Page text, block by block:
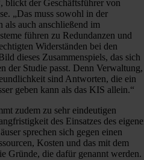
blickt der Geschäftsführer von
„Das muss sowohl in der
auch anschließend im
führen zu Redundanzen und
Widerständen bei den
dieses Zusammenspiels, das sich
der Studie passt. Denn Verwaltung,
sind Antworten, die ein
geben kann als das KIS allein.“
zudem zu sehr eindeutigen
des Einsatzes des
sprechen sich gegen einen
Kosten und das mit dem
Gründe, die dafür genannt werden.